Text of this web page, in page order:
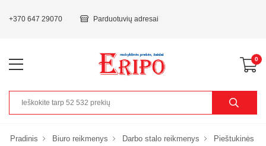
+370 647 29070 Parduotuvių adresai
0
Pradinis Biuro reikmenys Darbo stalo reikmenys Pieštukinės